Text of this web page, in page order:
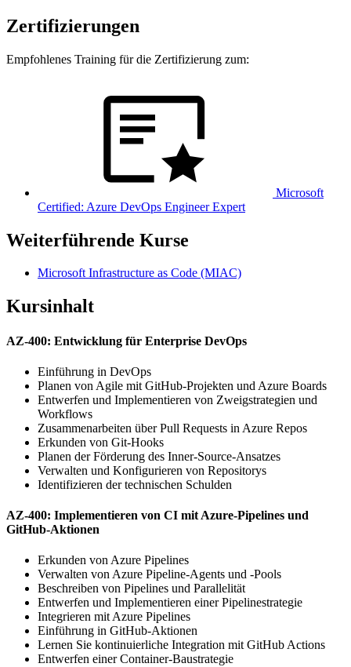
Zertifizierungen
Empfohlenes Training für die Zertifizierung zum:
Microsoft
Certified: Azure DevOps Engineer Expert
Weiterführende Kurse
Microsoft Infrastructure as Code (MIAC)
Kursinhalt
AZ-400: Entwicklung für Enterprise DevOps
Einführung in DevOps
Planen von Agile mit GitHub-Projekten und Azure Boards
Entwerfen und Implementieren von Zweigstrategien und
Workflows
Zusammenarbeiten über Pull Requests in Azure Repos
Erkunden von Git-Hooks
Planen der Förderung des Inner-Source-Ansatzes
Verwalten und Konfigurieren von Repositorys
Identifizieren der technischen Schulden
AZ-400: Implementieren von CI mit Azure-Pipelines und
GitHub-Aktionen
Erkunden von Azure Pipelines
Verwalten von Azure Pipeline-Agents und -Pools
Beschreiben von Pipelines und Parallelität
Entwerfen und Implementieren einer Pipelinestrategie
Integrieren mit Azure Pipelines
Einführung in GitHub-Aktionen
Lernen Sie kontinuierliche Integration mit GitHub Actions
Entwerfen einer Container-Baustrategie